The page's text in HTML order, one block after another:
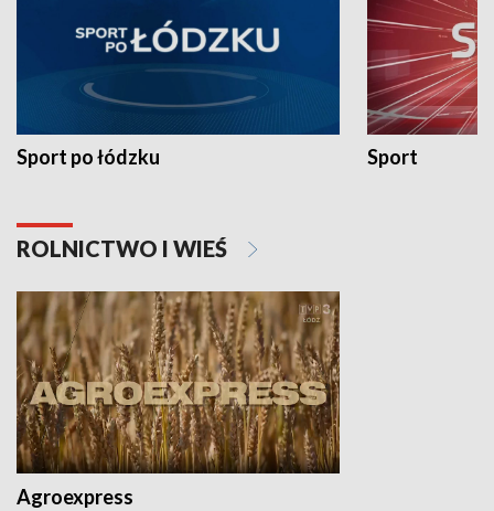
Sport po łódzku Sport
ROLNICTWO I WIEŚ
Agroexpress